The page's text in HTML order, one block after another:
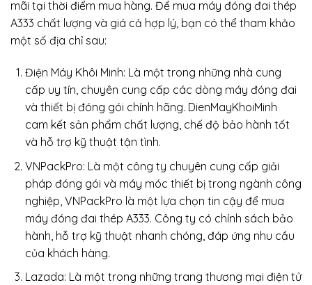
mãi tại thời điểm mua hàng. Để mua máy đóng đai thép
A333 chất lượng và giá cả hợp lý, bạn có thể tham khảo
một số địa chỉ sau:
Điện Máy Khôi Minh: Là một trong những nhà cung
cấp uy tín, chuyên cung cấp các dòng máy đóng đai
và thiết bị đóng gói chính hãng. DienMayKhoiMinh
cam kết sản phẩm chất lượng, chế độ bảo hành tốt
và hỗ trợ kỹ thuật tận tình.
VNPackPro: Là một công ty chuyên cung cấp giải
pháp đóng gói và máy móc thiết bị trong ngành công
nghiệp, VNPackPro là một lựa chọn tin cậy để mua
máy đóng đai thép A333. Công ty có chính sách bảo
hành, hỗ trợ kỹ thuật nhanh chóng, đáp ứng nhu cầu
của khách hàng.
Lazada: Là một trong những trang thương mại điện tử